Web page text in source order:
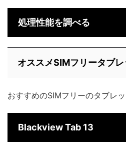
処理性能を調べる
オススメSIMフリータブレ
おすすめのSIMフリーのタブレッ
Blackview Tab 13